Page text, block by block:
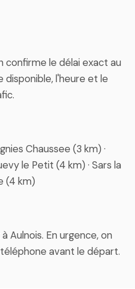
confirme le délai exact au
disponible, l'heure et le
Chaussee (3 km) ·
le Petit (4 km) · Sars la
(4 km)
Aulnois. En urgence, on
avant le départ.